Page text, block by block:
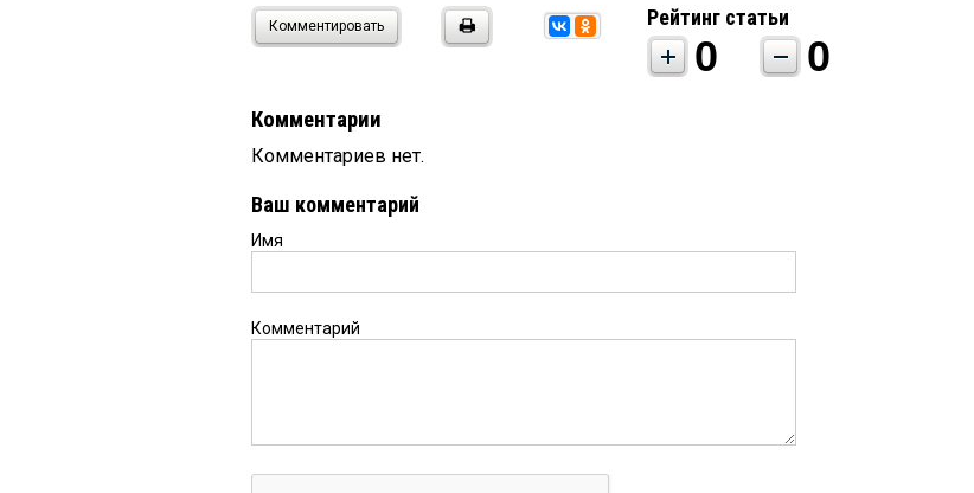
Комментировать Рейтинг статьи
0 0
Комментарии
Комментариев нет.
Ваш комментарий
Имя
Комментарий